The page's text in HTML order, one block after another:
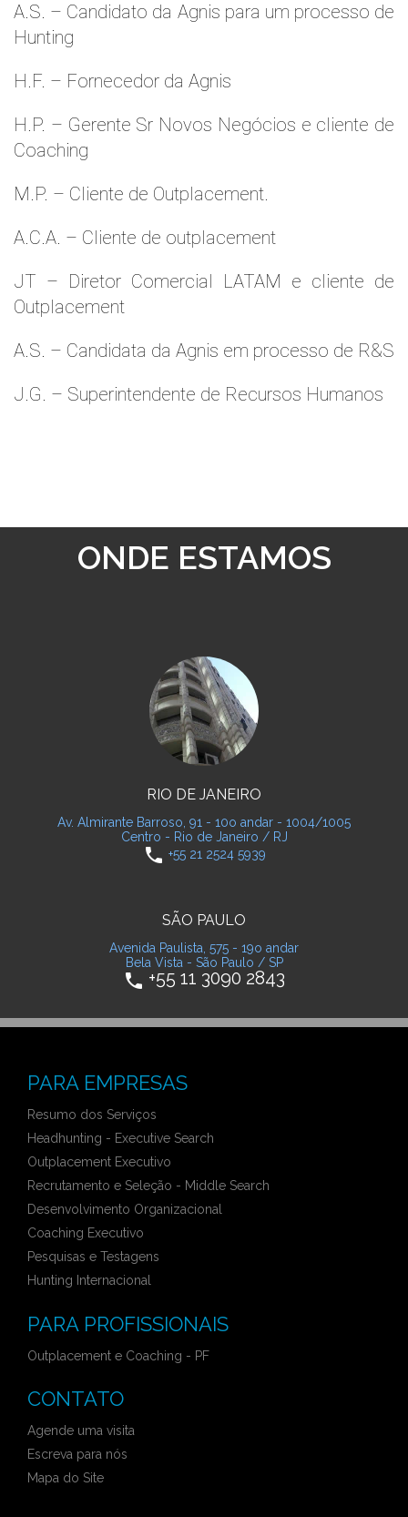
A.S. – Candidato da Agnis para um processo de
Hunting
H.F. – Fornecedor da Agnis
H.P. – Gerente Sr Novos Negócios e cliente de
Coaching
M.P. – Cliente de Outplacement.
A.C.A. – Cliente de outplacement
JT – Diretor Comercial LATAM e cliente de
Outplacement
A.S. – Candidata da Agnis em processo de R&S
J.G. – Superintendente de Recursos Humanos
ONDE ESTAMOS
RIO DE JANEIRO
Av. Almirante Barroso, 91 - 10o andar - 1004/1005
Centro - Rio de Janeiro / RJ
phone +55 21 2524 5939
SÃO PAULO
Avenida Paulista, 575 - 19o andar
Bela Vista - São Paulo / SP
phone +55 11 3090 2843
PARA EMPRESAS
Resumo dos Serviços
Headhunting - Executive Search
Outplacement Executivo
Recrutamento e Seleção - Middle Search
Desenvolvimento Organizacional
Coaching Executivo
Pesquisas e Testagens
Hunting Internacional
PARA PROFISSIONAIS
Outplacement e Coaching - PF
CONTATO
Agende uma visita
Escreva para nós
Mapa do Site